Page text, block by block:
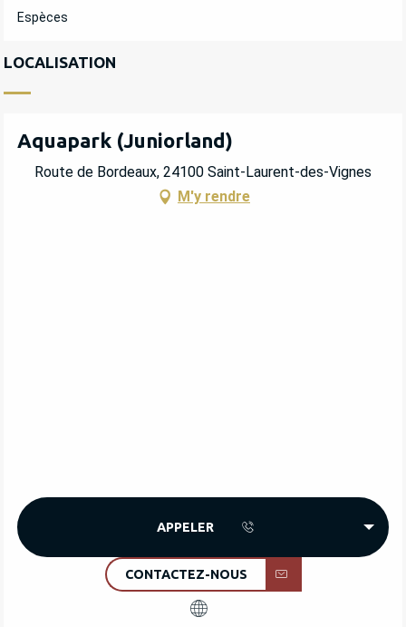
Espèces
LOCALISATION
Aquapark (Juniorland)
Route de Bordeaux, 24100 Saint-Laurent-des-Vignes
M'y rendre
APPELER
CONTACTEZ-NOUS